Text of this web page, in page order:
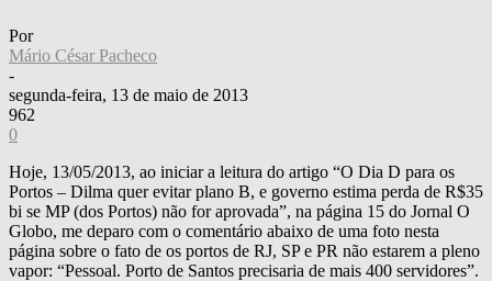
Por
Mário César Pacheco
-
segunda-feira, 13 de maio de 2013
962
0
Hoje, 13/05/2013, ao iniciar a leitura do artigo “O Dia D para os
Portos – Dilma quer evitar plano B, e governo estima perda de R$35
bi se MP (dos Portos) não for aprovada”, na página 15 do Jornal O
Globo, me deparo com o comentário abaixo de uma foto nesta
página sobre o fato de os portos de RJ, SP e PR não estarem a pleno
vapor: “Pessoal. Porto de Santos precisaria de mais 400 servidores”.